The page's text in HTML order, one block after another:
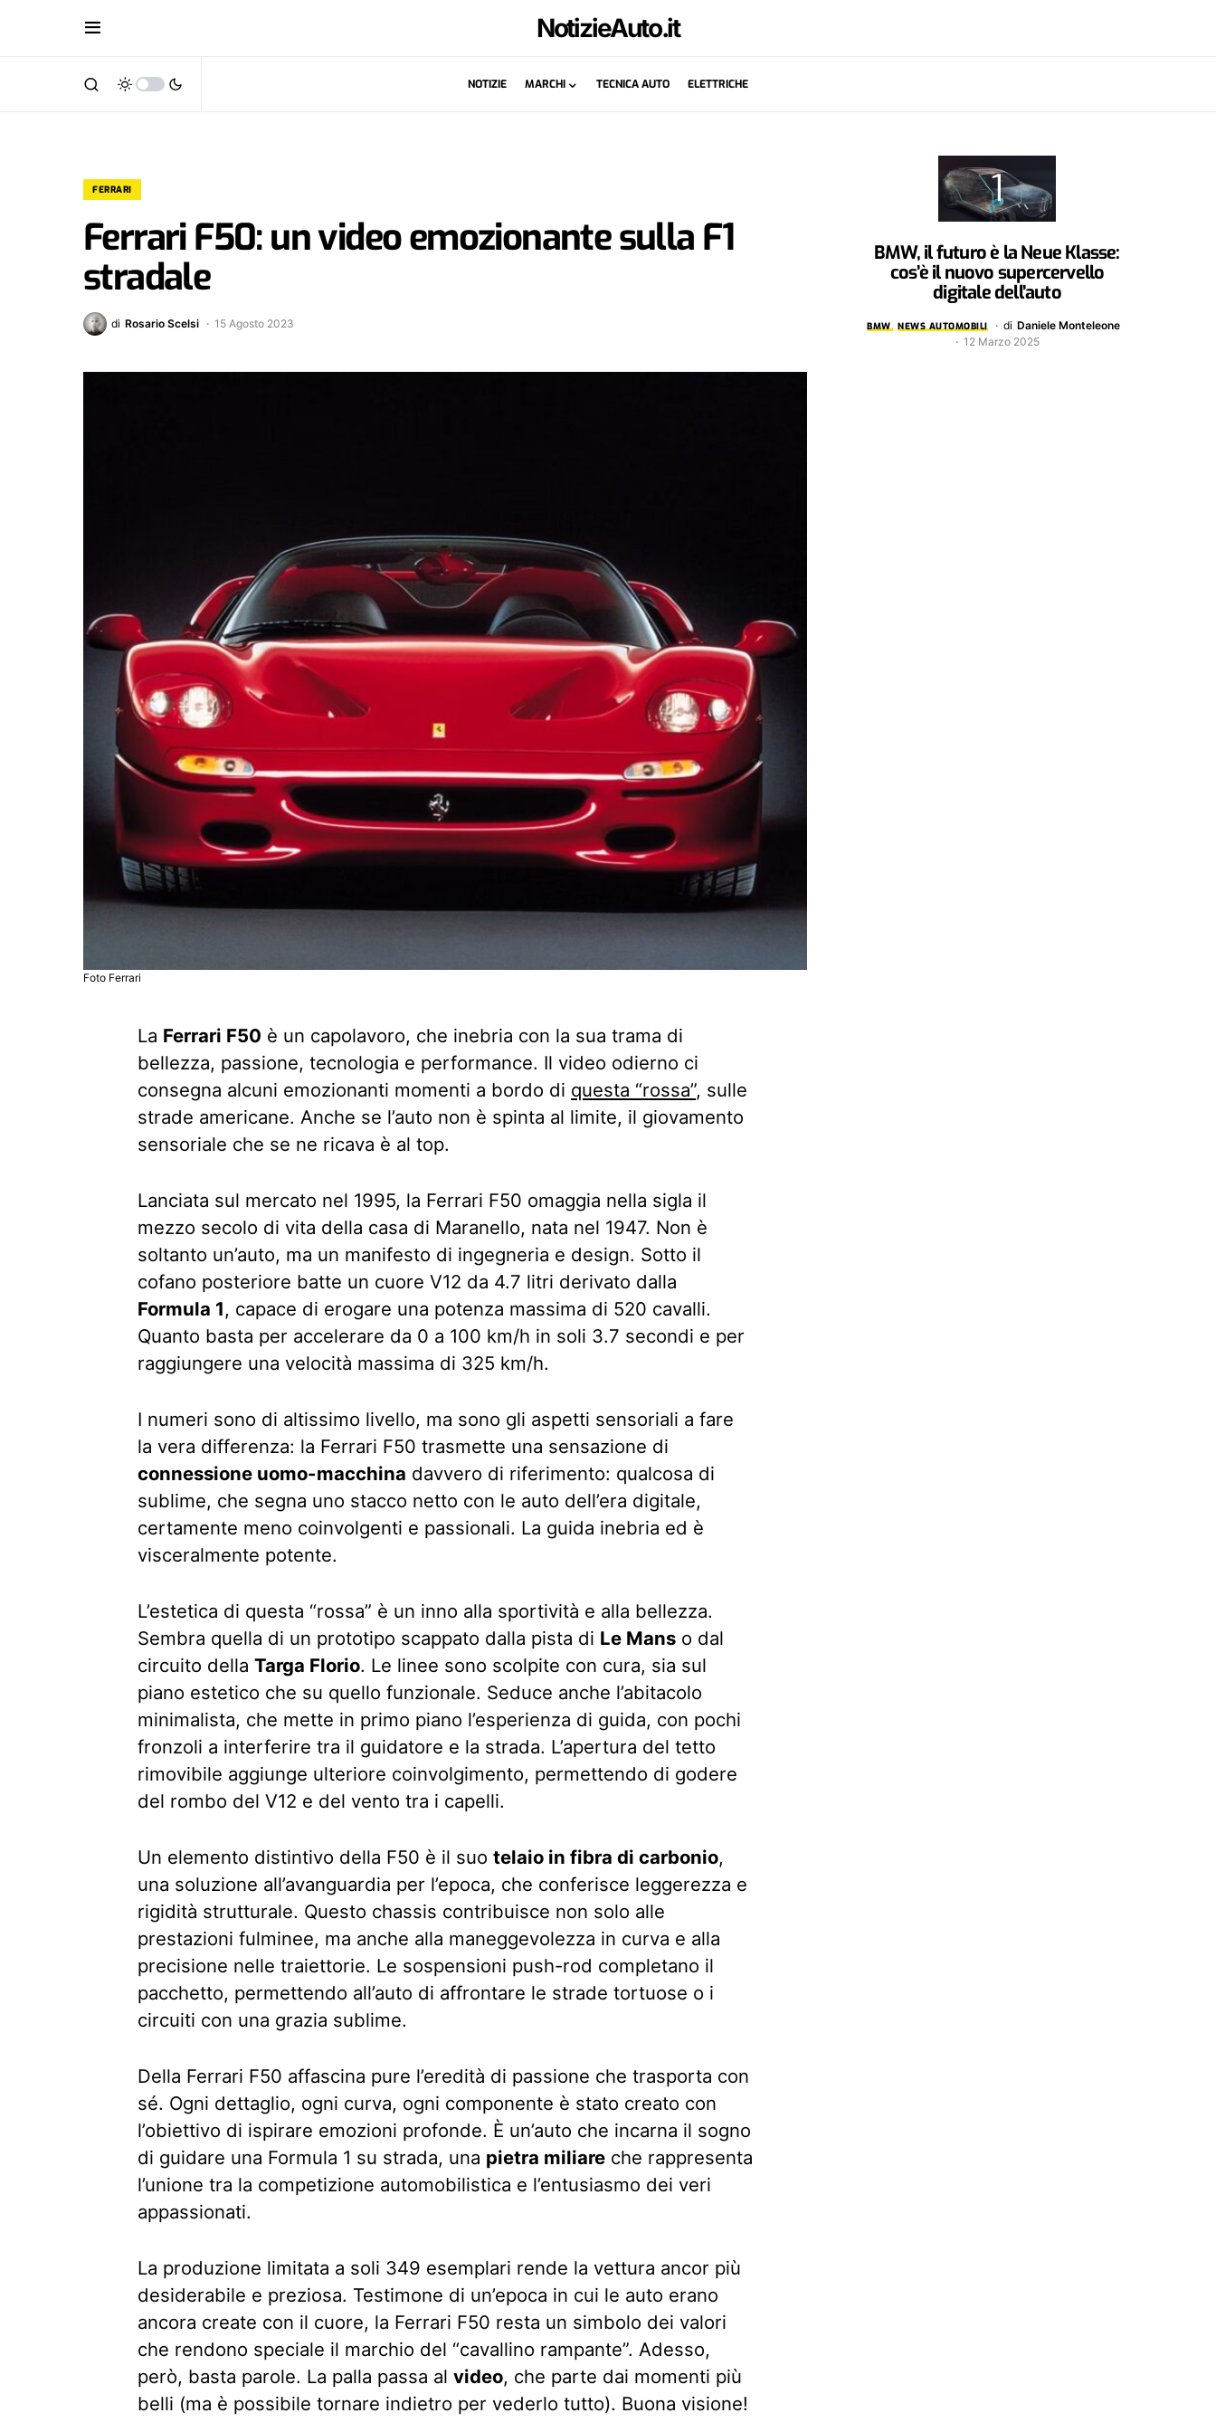
NotizieAuto.it
NOTIZIE MARCHI TECNICA AUTO ELETTRICHE
FERRARI
Ferrari F50: un video emozionante sulla F1
stradale
di Rosario Scelsi 15 Agosto 2023
Foto Ferrari
La Ferrari F50 è un capolavoro, che inebria con la sua trama di
bellezza, passione, tecnologia e performance. Il video odierno ci
consegna alcuni emozionanti momenti a bordo di questa “rossa”, sulle
strade americane. Anche se l’auto non è spinta al limite, il giovamento
sensoriale che se ne ricava è al top.
Lanciata sul mercato nel 1995, la Ferrari F50 omaggia nella sigla il
mezzo secolo di vita della casa di Maranello, nata nel 1947. Non è
soltanto un’auto, ma un manifesto di ingegneria e design. Sotto il
cofano posteriore batte un cuore V12 da 4.7 litri derivato dalla
Formula 1, capace di erogare una potenza massima di 520 cavalli.
Quanto basta per accelerare da 0 a 100 km/h in soli 3.7 secondi e per
raggiungere una velocità massima di 325 km/h.
I numeri sono di altissimo livello, ma sono gli aspetti sensoriali a fare
la vera differenza: la Ferrari F50 trasmette una sensazione di
connessione uomo-macchina davvero di riferimento: qualcosa di
sublime, che segna uno stacco netto con le auto dell’era digitale,
certamente meno coinvolgenti e passionali. La guida inebria ed è
visceralmente potente.
L’estetica di questa “rossa” è un inno alla sportività e alla bellezza.
Sembra quella di un prototipo scappato dalla pista di Le Mans o dal
circuito della Targa Florio. Le linee sono scolpite con cura, sia sul
piano estetico che su quello funzionale. Seduce anche l’abitacolo
minimalista, che mette in primo piano l’esperienza di guida, con pochi
fronzoli a interferire tra il guidatore e la strada. L’apertura del tetto
rimovibile aggiunge ulteriore coinvolgimento, permettendo di godere
del rombo del V12 e del vento tra i capelli.
Un elemento distintivo della F50 è il suo telaio in fibra di carbonio,
una soluzione all’avanguardia per l’epoca, che conferisce leggerezza e
rigidità strutturale. Questo chassis contribuisce non solo alle
prestazioni fulminee, ma anche alla maneggevolezza in curva e alla
precisione nelle traiettorie. Le sospensioni push-rod completano il
pacchetto, permettendo all’auto di affrontare le strade tortuose o i
circuiti con una grazia sublime.
Della Ferrari F50 affascina pure l’eredità di passione che trasporta con
sé. Ogni dettaglio, ogni curva, ogni componente è stato creato con
l’obiettivo di ispirare emozioni profonde. È un’auto che incarna il sogno
di guidare una Formula 1 su strada, una pietra miliare che rappresenta
l’unione tra la competizione automobilistica e l’entusiasmo dei veri
appassionati.
La produzione limitata a soli 349 esemplari rende la vettura ancor più
desiderabile e preziosa. Testimone di un’epoca in cui le auto erano
ancora create con il cuore, la Ferrari F50 resta un simbolo dei valori
che rendono speciale il marchio del “cavallino rampante”. Adesso,
però, basta parole. La palla passa al video, che parte dai momenti più
belli (ma è possibile tornare indietro per vederlo tutto). Buona visione!
BMW, il futuro è la Neue Klasse:
cos’è il nuovo supercervello
digitale dell’auto
BMW NEWS AUTOMOBILI di Daniele Monteleone
12 Marzo 2025